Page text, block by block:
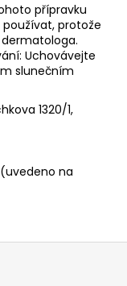
přípravku
protože
Uchovávejte
slunečním
1320/1,
(uvedeno na